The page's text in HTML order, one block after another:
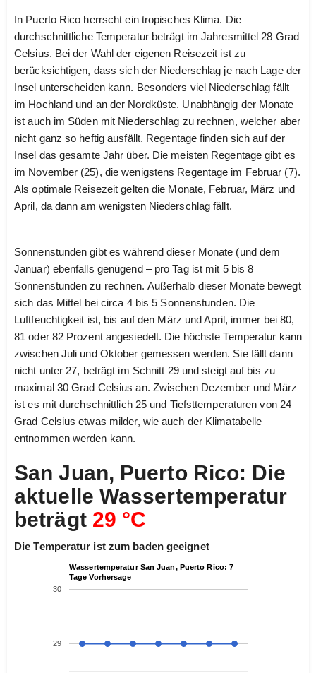
In Puerto Rico herrscht ein tropisches Klima. Die
durchschnittliche Temperatur beträgt im Jahresmittel 28 Grad
Celsius. Bei der Wahl der eigenen Reisezeit ist zu
berücksichtigen, dass sich der Niederschlag je nach Lage der
Insel unterscheiden kann. Besonders viel Niederschlag fällt
im Hochland und an der Nordküste. Unabhängig der Monate
ist auch im Süden mit Niederschlag zu rechnen, welcher aber
nicht ganz so heftig ausfällt. Regentage finden sich auf der
Insel das gesamte Jahr über. Die meisten Regentage gibt es
im November (25), die wenigstens Regentage im Februar (7).
Als optimale Reisezeit gelten die Monate, Februar, März und
April, da dann am wenigsten Niederschlag fällt.
Sonnenstunden gibt es während dieser Monate (und dem
Januar) ebenfalls genügend – pro Tag ist mit 5 bis 8
Sonnenstunden zu rechnen. Außerhalb dieser Monate bewegt
sich das Mittel bei circa 4 bis 5 Sonnenstunden. Die
Luftfeuchtigkeit ist, bis auf den März und April, immer bei 80,
81 oder 82 Prozent angesiedelt. Die höchste Temperatur kann
zwischen Juli und Oktober gemessen werden. Sie fällt dann
nicht unter 27, beträgt im Schnitt 29 und steigt auf bis zu
maximal 30 Grad Celsius an. Zwischen Dezember und März
ist es mit durchschnittlich 25 und Tiefsttemperaturen von 24
Grad Celsius etwas milder, wie auch der Klimatabelle
entnommen werden kann.
San Juan, Puerto Rico: Die
aktuelle Wassertemperatur
beträgt 29 °C
Die Temperatur ist zum baden geeignet
Wassertemperatur San Juan, Puerto Rico: 7
Tage Vorhersage
29
30